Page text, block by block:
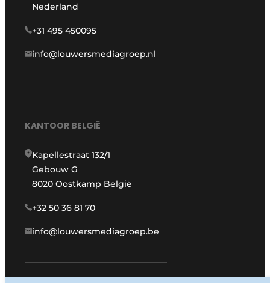
Nederland
+31 495 450095
info@louwersmediagroep.nl
KANTOOR BELGIË
Kapellestraat 132/1
Gebouw G
8020 Oostkamp België
+32 50 36 81 70
info@louwersmediagroep.be